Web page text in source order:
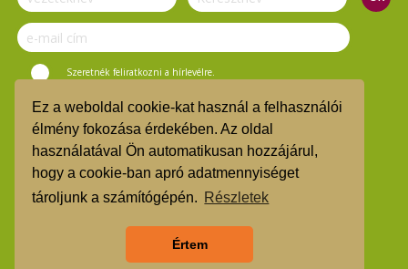
Ez a weboldal cookie-kat használ a felhasználói
élmény fokozása érdekében. Az oldal
használatával Ön automatikusan hozzájárul,
hogy a cookie-ban apró adatmennyiséget
tároljunk a számítógépén. Részletek
Értem
Szeretnék feliratkozni a hírlevélre.
© Vasi Zöld Kosár 2019.
ÁSZF
TMR
Árgarancia